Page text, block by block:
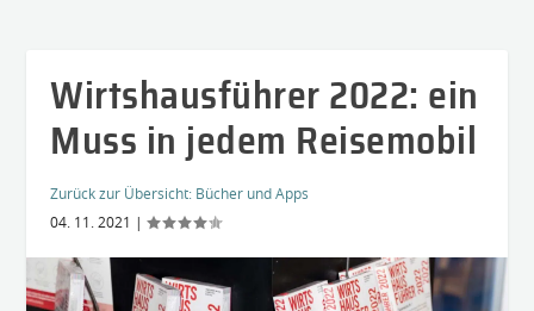
Wirtshausführer 2022: ein
Muss in jedem Reisemobil
Zurück zur Übersicht: Bücher und Apps
04. 11. 2021 |